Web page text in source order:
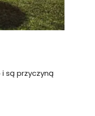
są przyczyną